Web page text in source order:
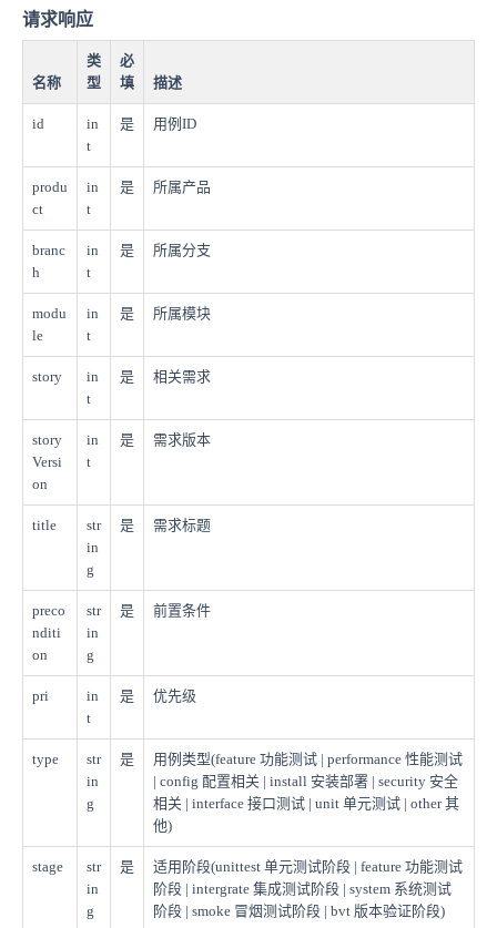
请求响应
名称
类
型
必
填
描述
id
in
t
是 用例ID
produ
ct
in
t
是 所属产品
branc
h
in
t
是 所属分支
modu
le
in
t
是 所属模块
story
in
t
是 相关需求
story
Versi
on
in
t
是 需求版本
title
str
in
g
是 需求标题
preco
nditi
on
str
in
g
是 前置条件
pri
in
t
是 优先级
type
str
in
g
是
用例类型(feature 功能测试 | performance 性能测试
| config 配置相关 | install 安装部署 | security 安全
相关 | interface 接口测试 | unit 单元测试 | other 其
他)
stage
str
in
g
是
适用阶段(unittest 单元测试阶段 | feature 功能测试
阶段 | intergrate 集成测试阶段 | system 系统测试
阶段 | smoke 冒烟测试阶段 | bvt 版本验证阶段)